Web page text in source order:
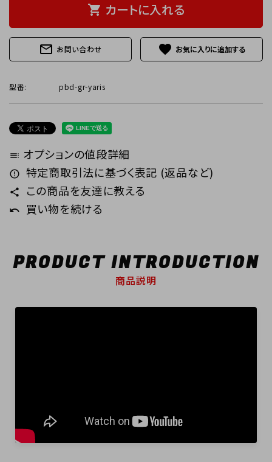
shopping_cart カートに入れる
mail_outline お問い合わせ favorite
型番: pbd-gr-yaris
toc オプションの値段詳細
error_outline 特定商取引法に基づく表記 (返品など)
share この商品を友達に教える
undo 買い物を続ける
PRODUCT INTRODUCTION
商品説明